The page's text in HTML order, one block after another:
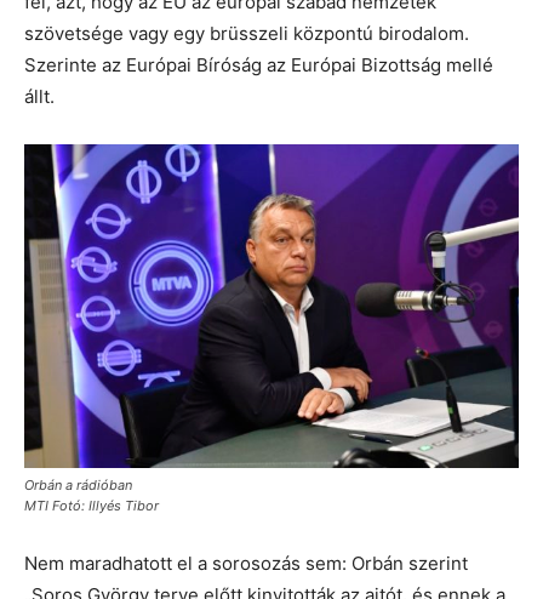
szövetsége vagy egy brüsszeli központú birodalom.
Szerinte az Európai Bíróság az Európai Bizottság mellé
állt.
Orbán a rádióban
MTI Fotó: Illyés Tibor
Nem maradhatott el a sorosozás sem: Orbán szerint
„Soros György terve előtt kinyitották az ajtót, és ennek a